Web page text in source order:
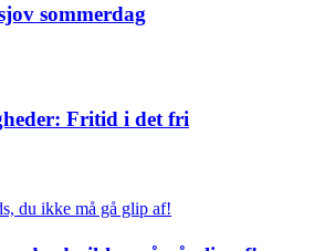
sommerdag
Fritid i det fri